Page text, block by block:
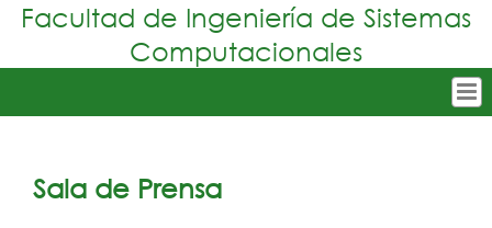
Facultad de Ingeniería de Sistemas
Computacionales
MenuSala de Prensa